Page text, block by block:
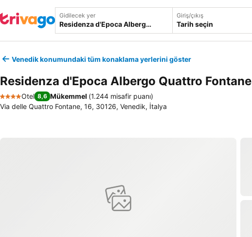
Gidilecek yer Giriş/çıkış
Tarih seçin
Venedik konumundaki tüm konaklama yerlerini göster
Residenza d'Epoca Albergo Quattro Fontane
4 Yıldız
Otel 8,6 Mükemmel (1.244 misafir puanı)
Via delle Quattro Fontane, 16, 30126, Venedik, İtalya